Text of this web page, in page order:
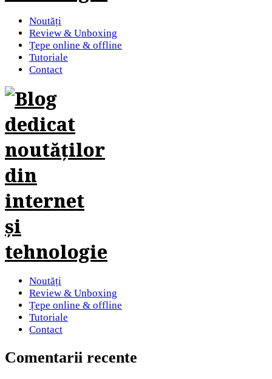
Noutăți
Review & Unboxing
Țepe online & offline
Tutoriale
Contact
Noutăți
Review & Unboxing
Țepe online & offline
Tutoriale
Contact
Comentarii recente